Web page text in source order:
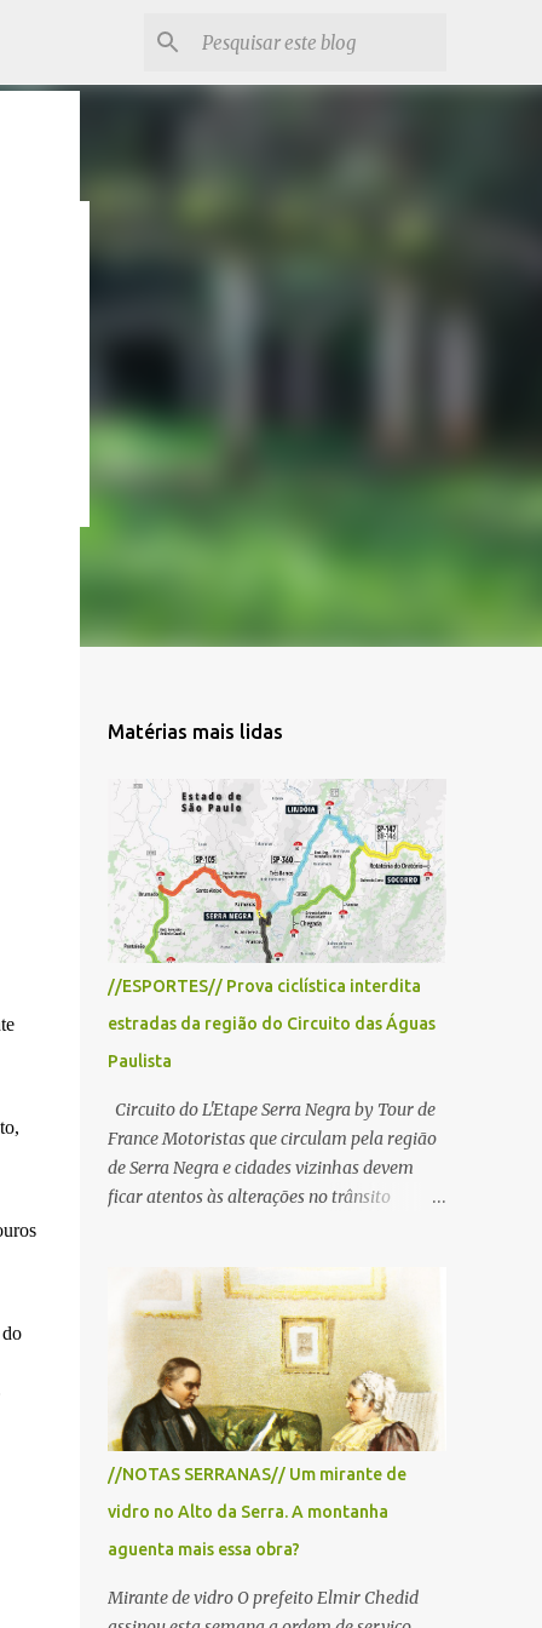
Matérias mais lidas
//ESPORTES// Prova ciclística interdita
estradas da região do Circuito das Águas
Paulista
Circuito do L'Etape Serra Negra by Tour de
France Motoristas que circulam pela região
de Serra Negra e cidades vizinhas devem
ficar atentos às alterações no trânsito
realização do L'Étape Serra Negra by Tour
de France presented by Nubank.
Considerado o principal circuito de ciclismo
amador da América Latina, o evento reunirá
atletas de diferentes regiões do país e terá
percursos passando pelos municípios de
Serra Negra, Amparo, Monte Alegre do Sul,
Lindoia e Socorro. Para garantir a segurança
dos participantes e do público, diversos
trechos de rodovias e estradas da região
longo da prova. A largada será na Rua
//NOTAS SERRANAS// Um mirante de
vidro no Alto da Serra. A montanha
aguenta mais essa obra?
Mirante de vidro O prefeito Elmir Chedid